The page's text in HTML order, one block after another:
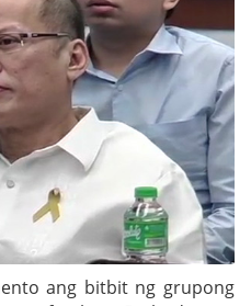
ang bitbit ng grupong